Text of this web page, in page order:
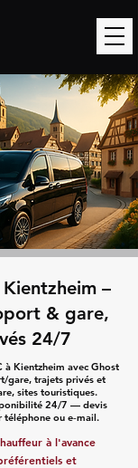
–
& gare,
24/7
à Kientzheim avec Ghost
gare, trajets privés et
sites touristiques.
24/7 — devis
ou e‑mail.
à l'avance
et